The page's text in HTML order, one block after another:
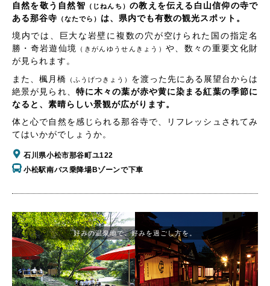
自然を敬う自然智 （じねんち）の教えを伝える白山信仰の寺で
ある那谷寺 （なたでら） は、県内でも有数の観光スポット。
境内では、巨大な岩壁に複数の穴が空けられた国の指定名
勝・奇岩遊仙境
（きがんゆうせんきょう）や、数々の重要文化財
が見られます。
また、楓月橋 （ふうげつきょう） を渡った先にある展望台からは
絶景が見られ、 特に木々の葉が赤や黄に染まる紅葉の季節に
なると、素晴らしい景観が広がります。
体と心で自然を感じられる那谷寺で、リフレッシュされてみ
てはいかがでしょうか。
石川県小松市那谷町ユ122
小松駅南バス乗降場Bゾーンで下車
好みの温泉地で、好みを過ごし方を。